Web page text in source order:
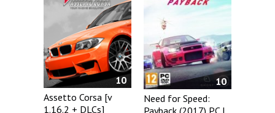
10
Assetto Corsa [v
1.16.2 + DLCs]
10
Need for Speed: